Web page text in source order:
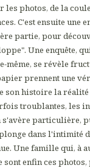
photos, de la
C'est ensuite une
partie, pour
Une enquête,
même, se révèle
prennent une
son histoire la réalité
troublantes, les
s'avère particulière,
dans l'intimité
Une famille qui, à
enfin ces photos,